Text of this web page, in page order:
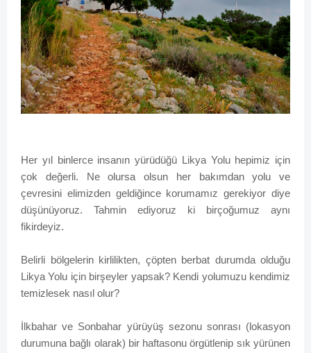
Her yıl binlerce insanın yürüdüğü Likya Yolu hepimiz için
çok değerli. Ne olursa olsun her bakımdan yolu ve
çevresini elimizden geldiğince korumamız gerekiyor diye
düşünüyoruz. Tahmin ediyoruz ki birçoğumuz aynı
fikirdeyiz.
Belirli bölgelerin kirlilikten, çöpten berbat durumda olduğu
Likya Yolu için birşeyler yapsak? Kendi yolumuzu kendimiz
temizlesek nasıl olur?
İlkbahar ve Sonbahar yürüyüş sezonu sonrası (lokasyon
durumuna bağlı olarak) bir haftasonu örgütlenip sık yürünen